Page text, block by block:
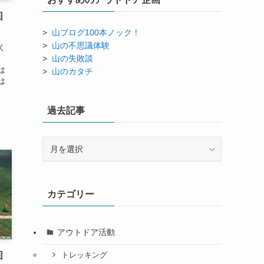
> 山ブログ100本ノック！
> 山の不思議体験
> 山の失敗談
> 山のカタチ
過去記事
カテゴリー
アウトドア活動
トレッキング